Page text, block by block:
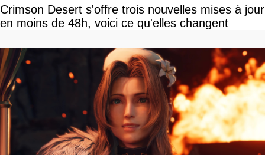
Crimson Desert s'offre trois nouvelles mises à jour
en moins de 48h, voici ce qu'elles changent